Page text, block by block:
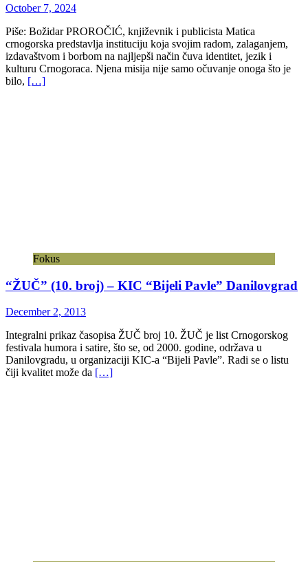
October 7, 2024
Piše: Božidar PROROČIĆ, književnik i publicista Matica
crnogorska predstavlja instituciju koja svojim radom, zalaganjem,
izdavaštvom i borbom na najljepši način čuva identitet, jezik i
kulturu Crnogoraca. Njena misija nije samo očuvanje onoga što je
bilo, […]
Fokus
“ŽUČ” (10. broj) – KIC “Bijeli Pavle” Danilovgrad
December 2, 2013
Integralni prikaz časopisa ŽUČ broj 10. ŽUČ je list Crnogorskog
festivala humora i satire, što se, od 2000. godine, održava u
Danilovgradu, u organizaciji KIC-a “Bijeli Pavle”. Radi se o listu
čiji kvalitet može da […]